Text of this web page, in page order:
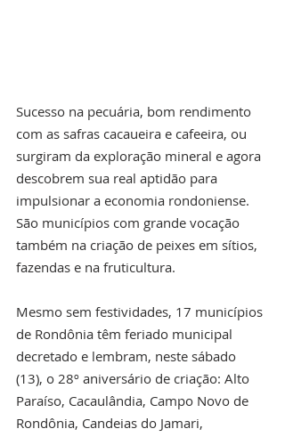
Sucesso na pecuária, bom rendimento
com as safras cacaueira e cafeeira, ou
surgiram da exploração mineral e agora
descobrem sua real aptidão para
impulsionar a economia rondoniense.
São municípios com grande vocação
também na criação de peixes em sítios,
fazendas e na fruticultura.
Mesmo sem festividades, 17 municípios
de Rondônia têm feriado municipal
decretado e lembram, neste sábado
(13), o 28º aniversário de criação: Alto
Paraíso, Cacaulândia, Campo Novo de
Rondônia, Candeias do Jamari,